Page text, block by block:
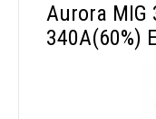
Aurora MIG
340A(60%)